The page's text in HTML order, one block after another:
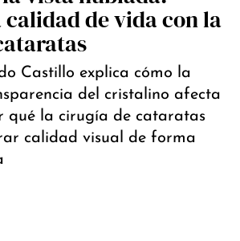
de vida con la
Castillo explica cómo la
del cristalino afecta
qué la cirugía de cataratas
calidad visual de forma